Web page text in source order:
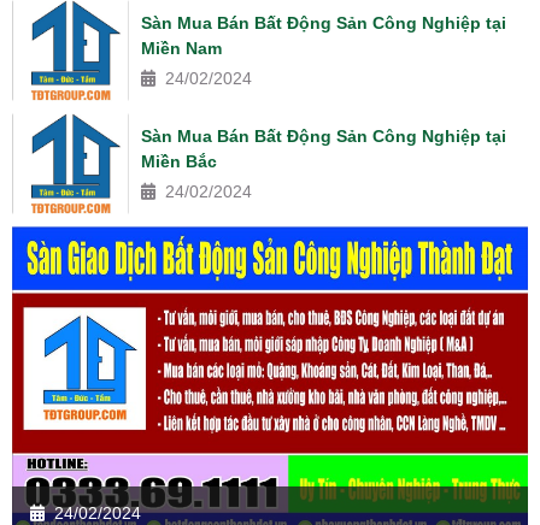
Sàn Mua Bán Bất Động Sản Công Nghiệp tại
Miền Nam
24/02/2024
Sàn Mua Bán Bất Động Sản Công Nghiệp tại
Miền Bắc
24/02/2024
24/02/2024